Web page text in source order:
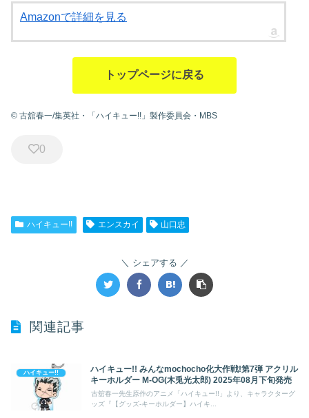
Amazonで詳細を見る
トップページに戻る
© 古舘春一/集英社・「ハイキュー!!」製作委員会・MBS
0
ハイキュー!! エンスカイ 山口忠
シェアする
関連記事
ハイキュー!!
ハイキュー!! みんなmochocho化大作戦!第7弾 アクリル
キーホルダー M-OG(木兎光太郎) 2025年08月下旬発売
古舘春一先生原作のアニメ「ハイキュー!!」より、キャラクターグ
ッズ『【グッズ-キーホルダー】ハイキ...